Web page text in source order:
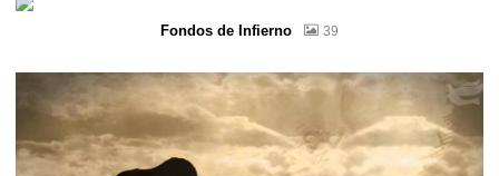
Fondos de Infierno 39